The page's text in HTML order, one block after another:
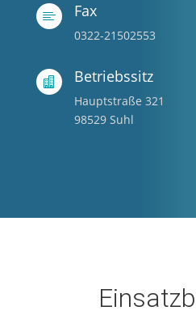
 Fax
0322-21502553
 Betriebssitz
Hauptstraße 321
98529 Suhl